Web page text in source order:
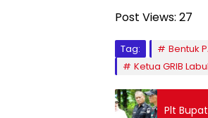
Post Views: 27
Tag: Bentuk
Ketua GRIB
Plt